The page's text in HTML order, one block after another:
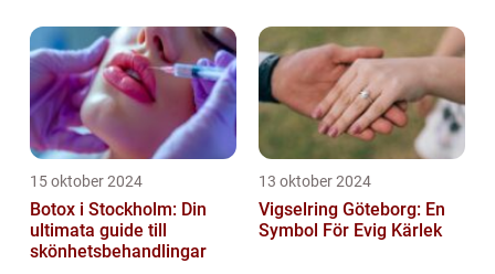
15 oktober 2024
Botox i Stockholm: Din
ultimata guide till
skönhetsbehandlingar
13 oktober 2024
Vigselring Göteborg: En
Symbol För Evig Kärlek